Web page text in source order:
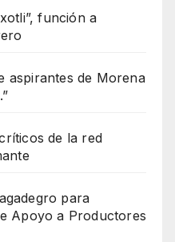
función a
aspirantes de Morena
de la red
para
Apoyo a Productores